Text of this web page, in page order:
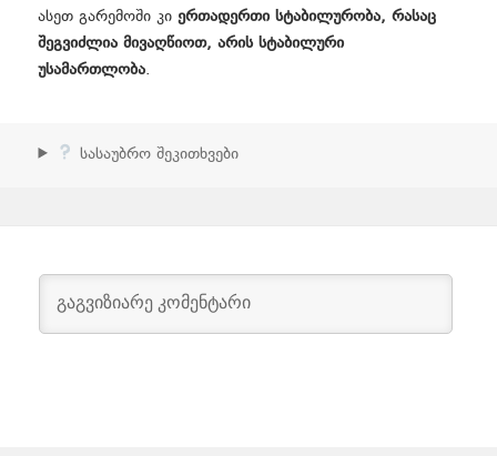
ასეთ გარემოში კიერთადერთი სტაბილურობა, რასაც
შეგვიძლია მივაღწიოთ, არის სტაბილური
უსამართლობა.
სასაუბრო შეკითხვები